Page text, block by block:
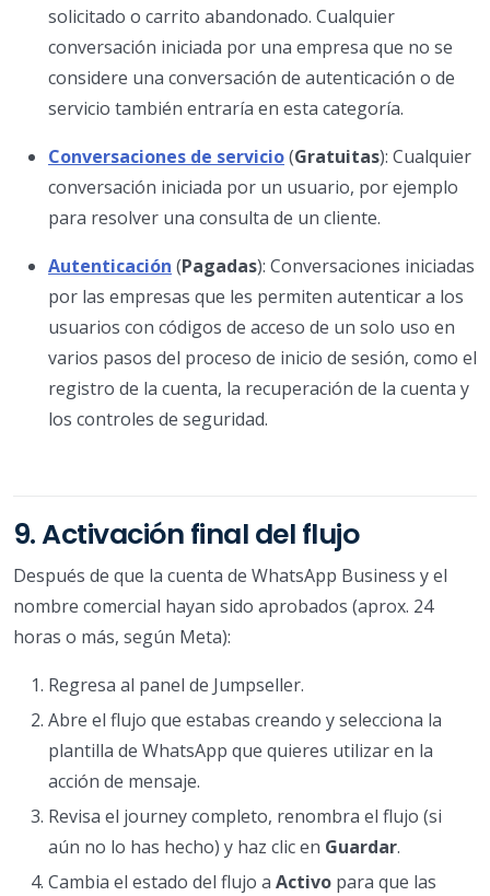
solicitado o carrito abandonado. Cualquier
conversación iniciada por una empresa que no se
considere una conversación de autenticación o de
servicio también entraría en esta categoría.
Conversaciones de servicio(Gratuitas): Cualquier
conversación iniciada por un usuario, por ejemplo
para resolver una consulta de un cliente.
Autenticación (Pagadas): Conversaciones iniciadas
por las empresas que les permiten autenticar a los
usuarios con códigos de acceso de un solo uso en
varios pasos del proceso de inicio de sesión, como el
registro de la cuenta, la recuperación de la cuenta y
los controles de seguridad.
9. Activación final del flujo
Después de que la cuenta de WhatsApp Business y el
nombre comercial hayan sido aprobados (aprox. 24
horas o más, según Meta):
Regresa al panel de Jumpseller.
Abre el flujo que estabas creando y selecciona la
plantilla de WhatsApp que quieres utilizar en la
acción de mensaje.
Revisa el journey completo, renombra el flujo (si
aún no lo has hecho) y haz clic en Guardar.
Cambia el estado del flujo a Activo para que las